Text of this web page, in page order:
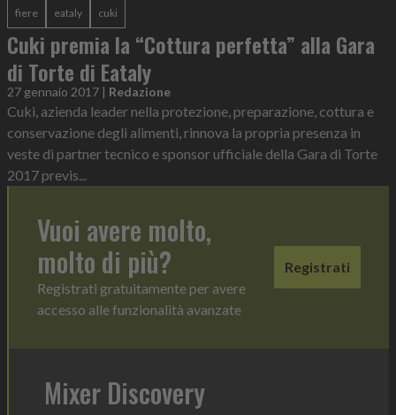
fiere eataly cuki
Cuki premia la “Cottura perfetta” alla Gara
di Torte di Eataly
27 gennaio 2017 | Redazione
Cuki, azienda leader nella protezione, preparazione, cottura e
conservazione degli alimenti, rinnova la propria presenza in
veste di partner tecnico e sponsor ufficiale della Gara di Torte
2017 previs...
Vuoi avere molto,
molto di più?
Registrati gratuitamente per avere
accesso alle funzionalità avanzate
Registrati
Mixer Discovery